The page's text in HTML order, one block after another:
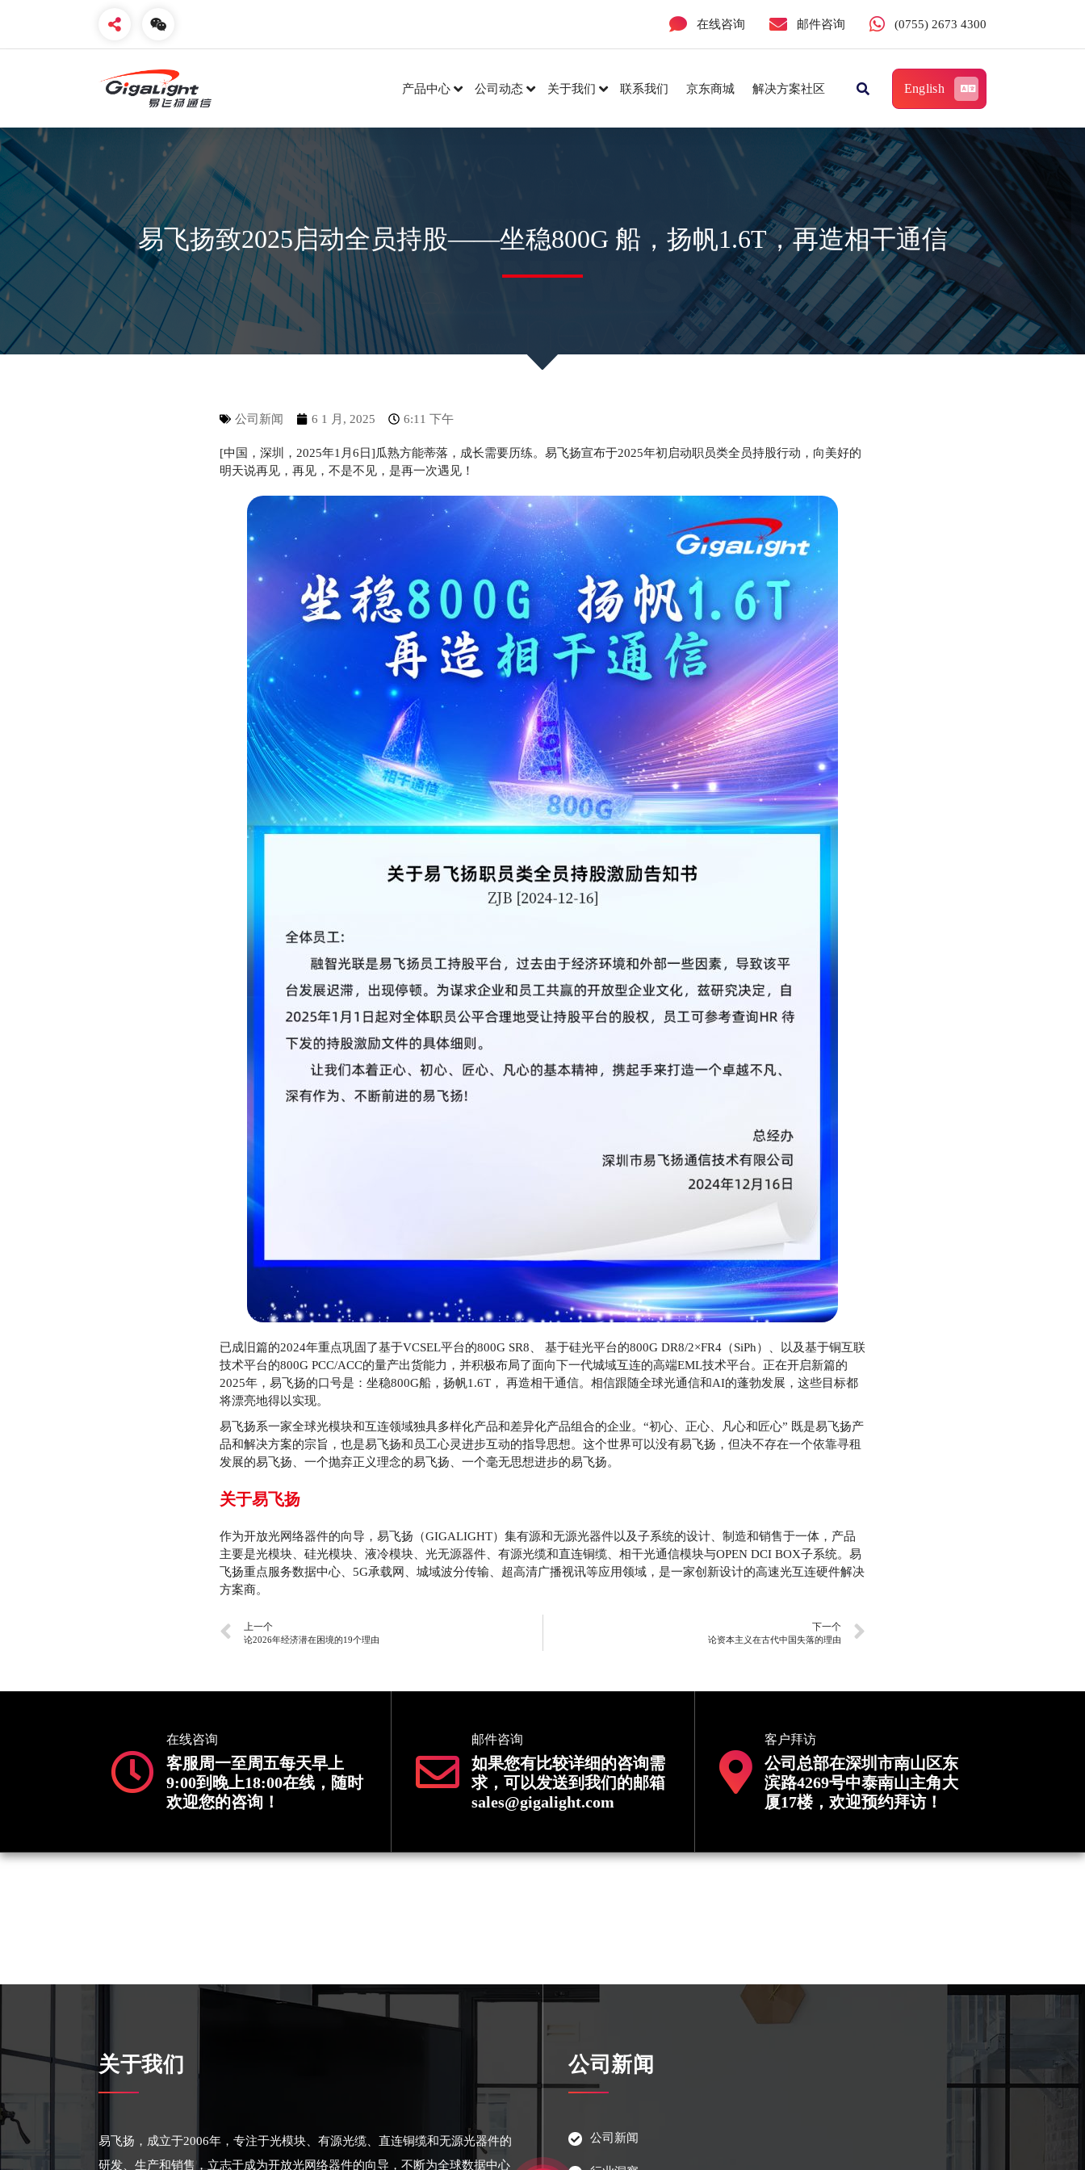
在线咨询 邮件咨询 (0755) 2673 4300
产品中心 公司动态 关于我们 联系我们 京东商城 解决方案社区 English
易飞扬致2025启动全员持股——坐稳800G 船，扬帆1.6T，再造相干通信
公司新闻 6 1 月, 2025 6:11 下午
[中国，深圳，2025年1月6日]瓜熟方能蒂落，成长需要历练。易飞扬宣布于2025年初启动职员类全员持股行动，向美好的
明天说再见，再见，不是不见，是再一次遇见！
已成旧篇的2024年重点巩固了基于VCSEL平台的800G SR8、 基于硅光平台的800G DR8/2×FR4（SiPh）、以及基于铜互联
技术平台的800G PCC/ACC的量产出货能力，并积极布局了面向下一代城域互连的高端EML技术平台。正在开启新篇的
2025年，易飞扬的口号是：坐稳800G船，扬帆1.6T， 再造相干通信。相信跟随全球光通信和AI的蓬勃发展，这些目标都
将漂亮地得以实现。
易飞扬系一家全球光模块和互连领域独具多样化产品和差异化产品组合的企业。“初心、正心、凡心和匠心” 既是易飞扬产
品和解决方案的宗旨，也是易飞扬和员工心灵进步互动的指导思想。这个世界可以没有易飞扬，但决不存在一个依靠寻租
发展的易飞扬、一个抛弃正义理念的易飞扬、一个毫无思想进步的易飞扬。
关于易飞扬
作为开放光网络器件的向导，易飞扬（GIGALIGHT）集有源和无源光器件以及子系统的设计、制造和销售于一体，产品
主要是光模块、硅光模块、液冷模块、光无源器件、有源光缆和直连铜缆、相干光通信模块与OPEN DCI BOX子系统。易
飞扬重点服务数据中心、5G承载网、城域波分传输、超高清广播视讯等应用领域，是一家创新设计的高速光互连硬件解决
方案商。
上一个
论2026年经济潜在困境的19个理由
下一个
论资本主义在古代中国失落的理由
在线咨询
客服周一至周五每天早上
9:00到晚上18:00在线，随时
欢迎您的咨询！
邮件咨询
如果您有比较详细的咨询需
求，可以发送到我们的邮箱
sales@gigalight.com
客户拜访
公司总部在深圳市南山区东
滨路4269号中泰南山主角大
厦17楼，欢迎预约拜访！
关于我们
易飞扬，成立于2006年，专注于光模块、有源光缆、直连铜缆和无源光器件的
研发、生产和销售，立志于成为开放光网络器件的向导，不断为全球数据中心
公司新闻
公司新闻